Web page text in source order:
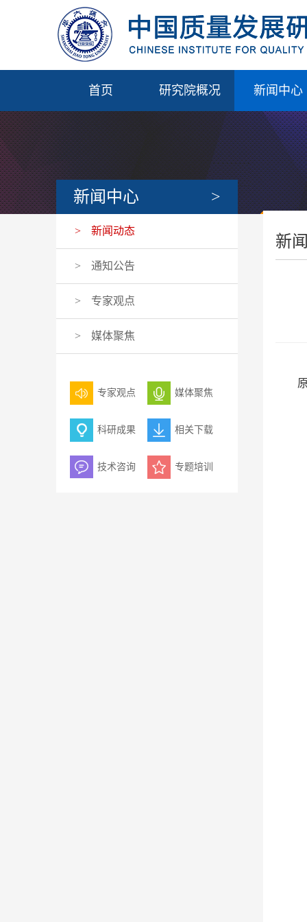
首页 研究院概况 新闻中心
新闻中心 >
> 新闻动态
> 通知公告
> 专家观点
> 媒体聚焦
专家观点 媒体聚焦
科研成果 相关下载
技术咨询 专题培训
新